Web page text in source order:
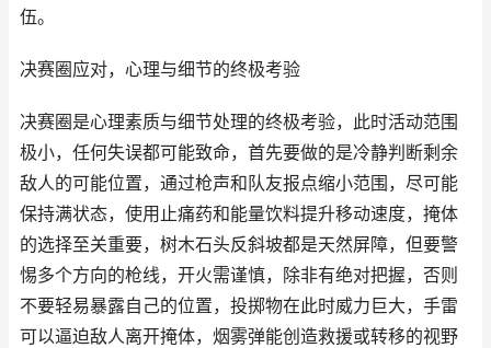
伍。
决赛圈应对，心理与细节的终极考验
决赛圈是心理素质与细节处理的终极考验，此时活动范围
极小，任何失误都可能致命，首先要做的是冷静判断剩余
敌人的可能位置，通过枪声和队友报点缩小范围，尽可能
保持满状态，使用止痛药和能量饮料提升移动速度，掩体
的选择至关重要，树木石头反斜坡都是天然屏障，但要警
惕多个方向的枪线，开火需谨慎，除非有绝对把握，否则
不要轻易暴露自己的位置，投掷物在此时威力巨大，手雷
可以逼迫敌人离开掩体，烟雾弹能创造救援或转移的视野